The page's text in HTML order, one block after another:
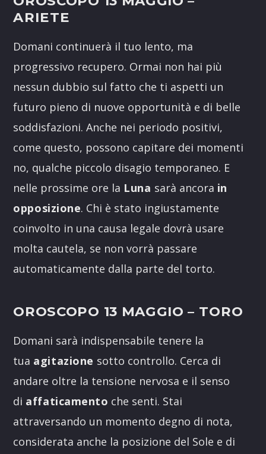
ARIETE
Domani continuerà il tuo lento, ma
progressivo recupero. Ormai non hai più
nessun dubbio sul fatto che ti aspetti un
futuro pieno di nuove opportunità e di belle
soddisfazioni. Anche nei periodo positivi,
come questo, possono capitare dei momenti
no, qualche piccolo disagio temporaneo. E
nelle prossime ore la Luna sarà ancora in
opposizione. Chi è stato ingiustamente
coinvolto in una causa legale dovrà usare
molta cautela, se non vorrà passare
automaticamente dalla parte del torto.
OROSCOPO 13 MAGGIO – TORO
Domani sarà indispensabile tenere la
tua agitazione sotto controllo. Cerca di
andare oltre la tensione nervosa e il senso
di affaticamento che senti. Stai
attraversando un momento degno di nota,
considerata anche la posizione del Sole e di